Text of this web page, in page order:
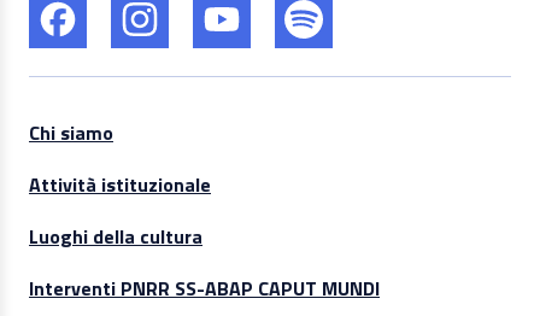
Chi siamo
Attività istituzionale
Luoghi della cultura
Interventi PNRR SS-ABAP CAPUT MUNDI